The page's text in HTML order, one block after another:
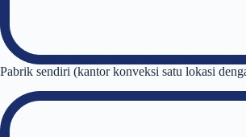
Pabrik sendiri (kantor konveksi satu lokasi